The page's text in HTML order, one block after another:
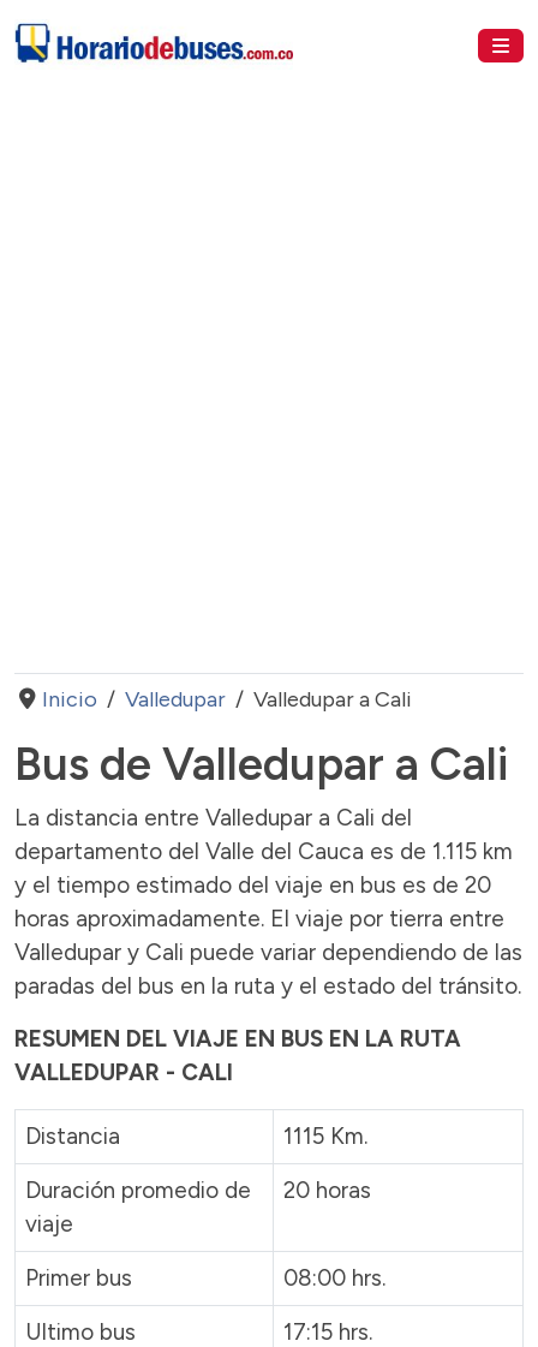
Inicio Valledupar Valledupar a Cali
Bus de Valledupar a Cali
La distancia entre Valledupar a Cali del
departamento del Valle del Cauca es de 1.115 km
y el tiempo estimado del viaje en bus es de 20
horas aproximadamente. El viaje por tierra entre
Valledupar y Cali puede variar dependiendo de las
paradas del bus en la ruta y el estado del tránsito.
RESUMEN DEL VIAJE EN BUS EN LA RUTA
VALLEDUPAR - CALI
Distancia
1115 Km.
Duración promedio de
viaje
20 horas
Primer bus
08:00 hrs.
Ultimo bus
17:15 hrs.